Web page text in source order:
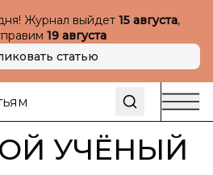
Журнал выйдет 15 августа,
19 августа
статью
УЧЁНЫЙ